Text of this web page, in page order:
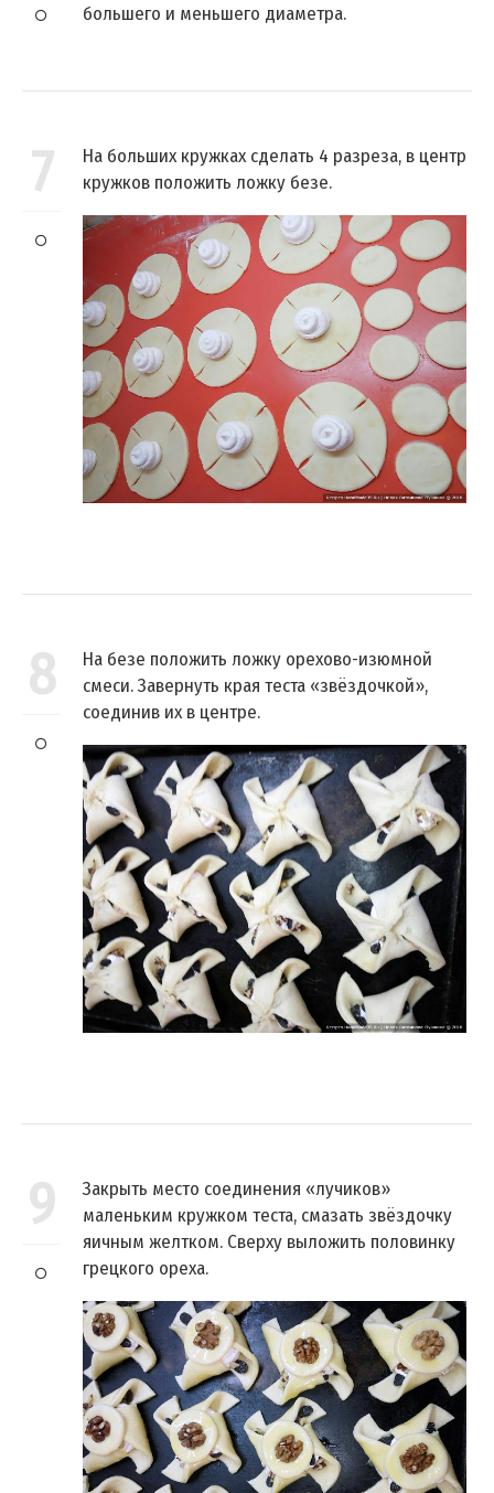
большего и меньшего диаметра.
7
На больших кружках сделать 4 разреза, в центр
кружков положить ложку безе.
8
На безе положить ложку орехово-изюмной
смеси. Завернуть края теста «звёздочкой»,
соединив их в центре.
9
Закрыть место соединения «лучиков»
маленьким кружком теста, смазать звёздочку
яичным желтком. Сверху выложить половинку
грецкого ореха.